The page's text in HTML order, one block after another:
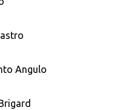
Angulo